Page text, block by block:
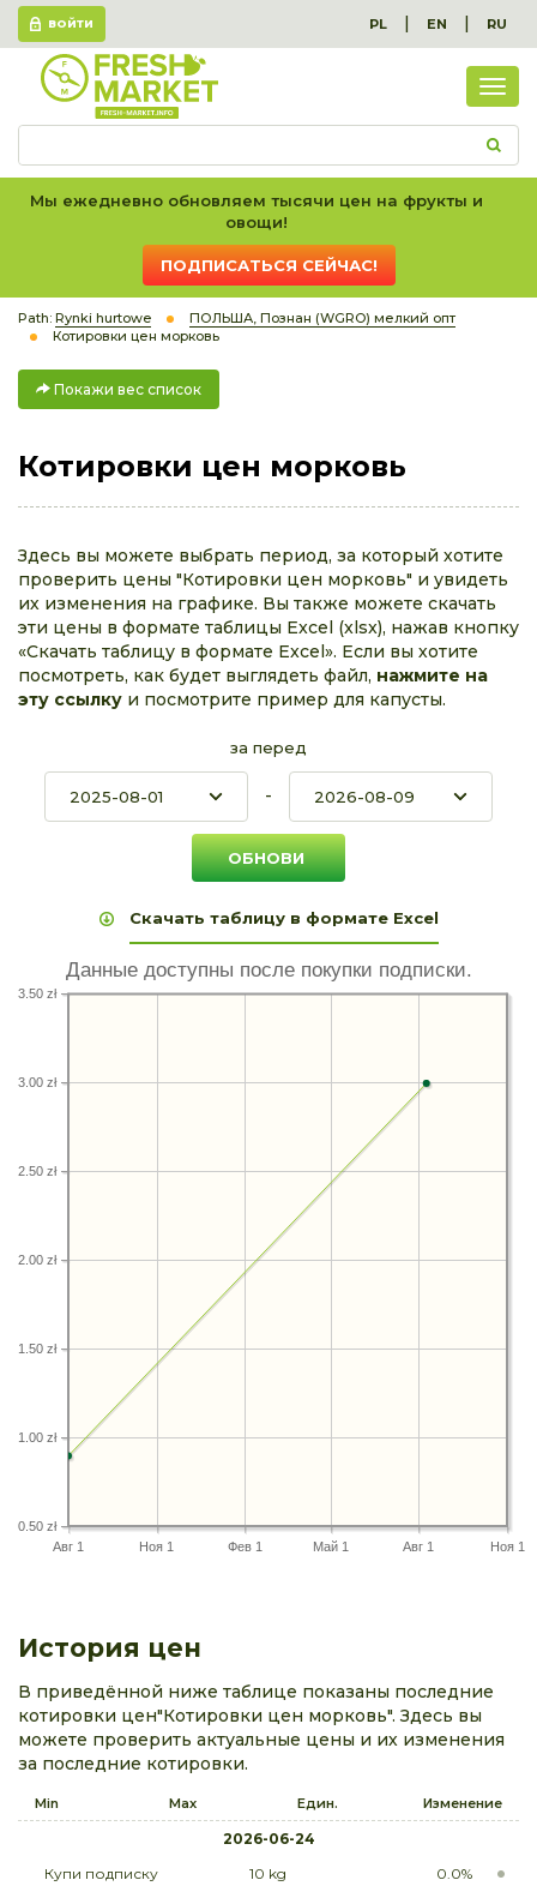
ВОЙТИ PL | EN | RU
вес
Мы ежедневно обновляем тысячи цен на фрукты и
овощи!
ПОДПИСАТЬСЯ СЕЙЧАС!
Path: Rynki hurtowe
ПОЛЬША, Познан (WGRO) мелкий опт
Котировки цен морковь
Покажи вес список
Котировки цен морковь
Здесь вы можете выбрать период, за который хотите
проверить цены "Котировки цен морковь" и увидеть
их изменения на графике. Вы также можете скачать
эти цены в формате таблицы Excel (xlsx), нажав кнопку
«Скачать таблицу в формате Excel». Если вы хотите
посмотреть, как будет выглядеть файл, нажмите на
эту ссылку и посмотрите пример для капусты.
за перед
-
Скачать таблицу в формате Excel
Данные доступны после покупки подписки.
Авг 1 Ноя 1 Фев 1 Май 1 Авг 1 Ноя 1
0.50 zł
1.00 zł
1.50 zł
2.00 zł
2.50 zł
3.00 zł
3.50 zł
История цен
В приведённой ниже таблице показаны последние
котировки цен"Котировки цен морковь". Здесь вы
можете проверить актуальные цены и их изменения
за последние котировки.
Min Max Един. Изменение
2026-06-24
Купи подписку
10 kg
0.0%